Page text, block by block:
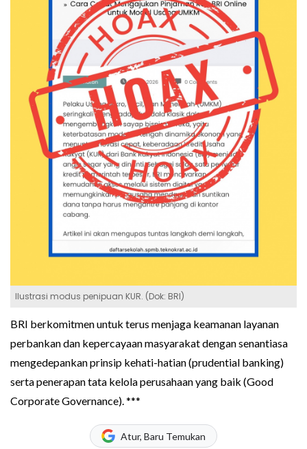
Ilustrasi modus penipuan KUR. (Dok: BRI)
BRI berkomitmen untuk terus menjaga keamanan layanan
perbankan dan kepercayaan masyarakat dengan senantiasa
mengedepankan prinsip kehati-hatian (prudential banking)
serta penerapan tata kelola perusahaan yang baik (Good
Corporate Governance). ***
Atur, Baru Temukan